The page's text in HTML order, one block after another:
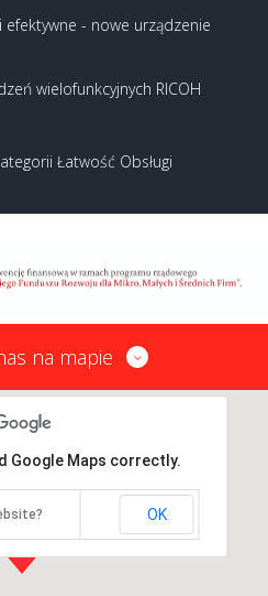
- nowe urządzenie
wielofunkcyjnych RICOH
Łatwość Obsługi
na mapie
Google Maps correctly.
OK